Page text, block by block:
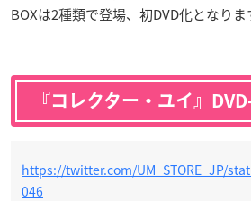
BOXは2種類で登場、初DVD化となりま
『コレクター・ユイ』
https://twitter.com/UM_STORE_JP/
046